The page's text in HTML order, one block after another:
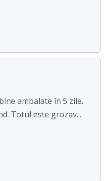
ambalate în 5 zile.
Totul este grozav...